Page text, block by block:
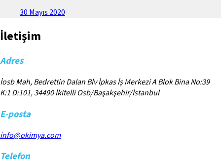
30 Mayıs 2020
İletişim
Adres
İosb Mah, Bedrettin Dalan Blv İpkas İş Merkezi A Blok Bina No:39
K:1 D:101, 34490 İkitelli Osb/Başakşehir/İstanbul
E-posta
info@okimya.com
Telefon